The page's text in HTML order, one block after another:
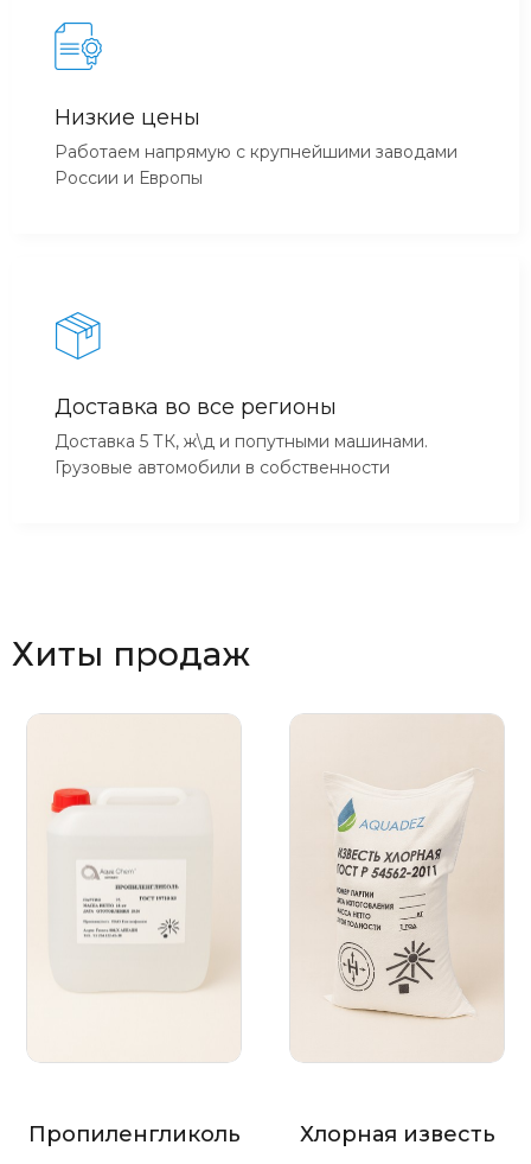
Низкие цены
Работаем напрямую с крупнейшими заводами
России и Европы
Доставка во все регионы
Доставка 5 ТК, ж\д и попутными машинами.
Грузовые автомобили в собственности
Хиты продаж
Пропиленгликоль Хлорная известь